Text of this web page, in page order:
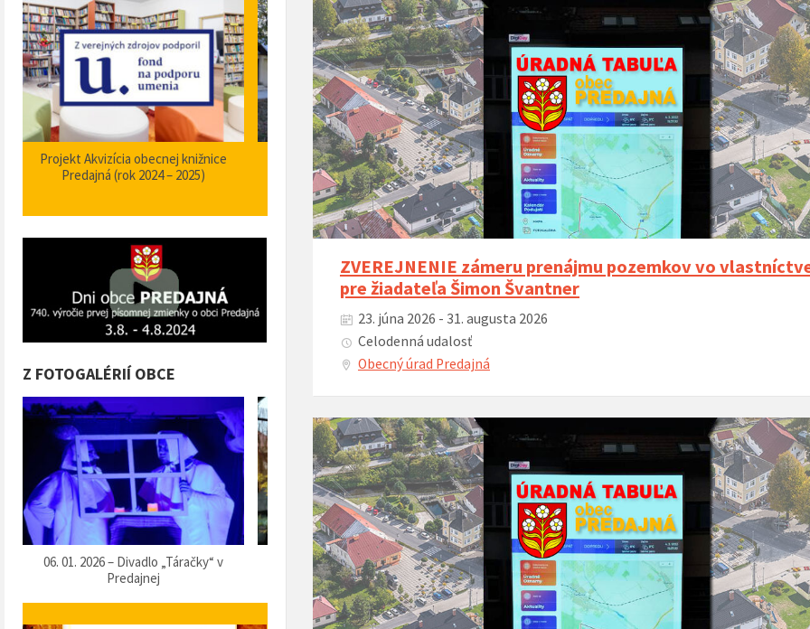
ZVEREJNENIE zámeru prenájmu pozemkov vo
pre žiadateľa Šimon Švantner
23. júna 2026 - 31. augusta 2026
Celodenná udalosť
Obecný úrad Predajná
Zabezpečenie zvýšenia bezpečnosti a
plynulosti premávky – I/66 Predajná
Projekt Podpora opatrení k zvyšovaniu
bezpečnosti dopravy a vybudovanie
orientačného informačného systému v
obci Predajná (rok 2023)
Nové autobusové zastávky I/66 (rok
2023)
Rozširenie
Z FOTOGALÉRIÍ OBCE
07. 12. 2025 – Vítanie Mikuláša 05. 12. 2025 – Predvianočný hlas organu
02. 12. 2025 – Posedenie seniorov pri
kapustnici
14. 11. 2025
MDD